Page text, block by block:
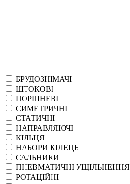
БРУДОЗНІМАЧІ
ШТОКОВІ
ПОРШНЕВІ
СИМЕТРИЧНІ
СТАТИЧНІ
НАПРАВЛЯЮЧІ
КІЛЬЦЯ
НАБОРИ КІЛЕЦЬ
САЛЬНИКИ
ПНЕВМАТИЧНІ УЩІЛЬНЕННЯ
РОТАЦІЙНІ